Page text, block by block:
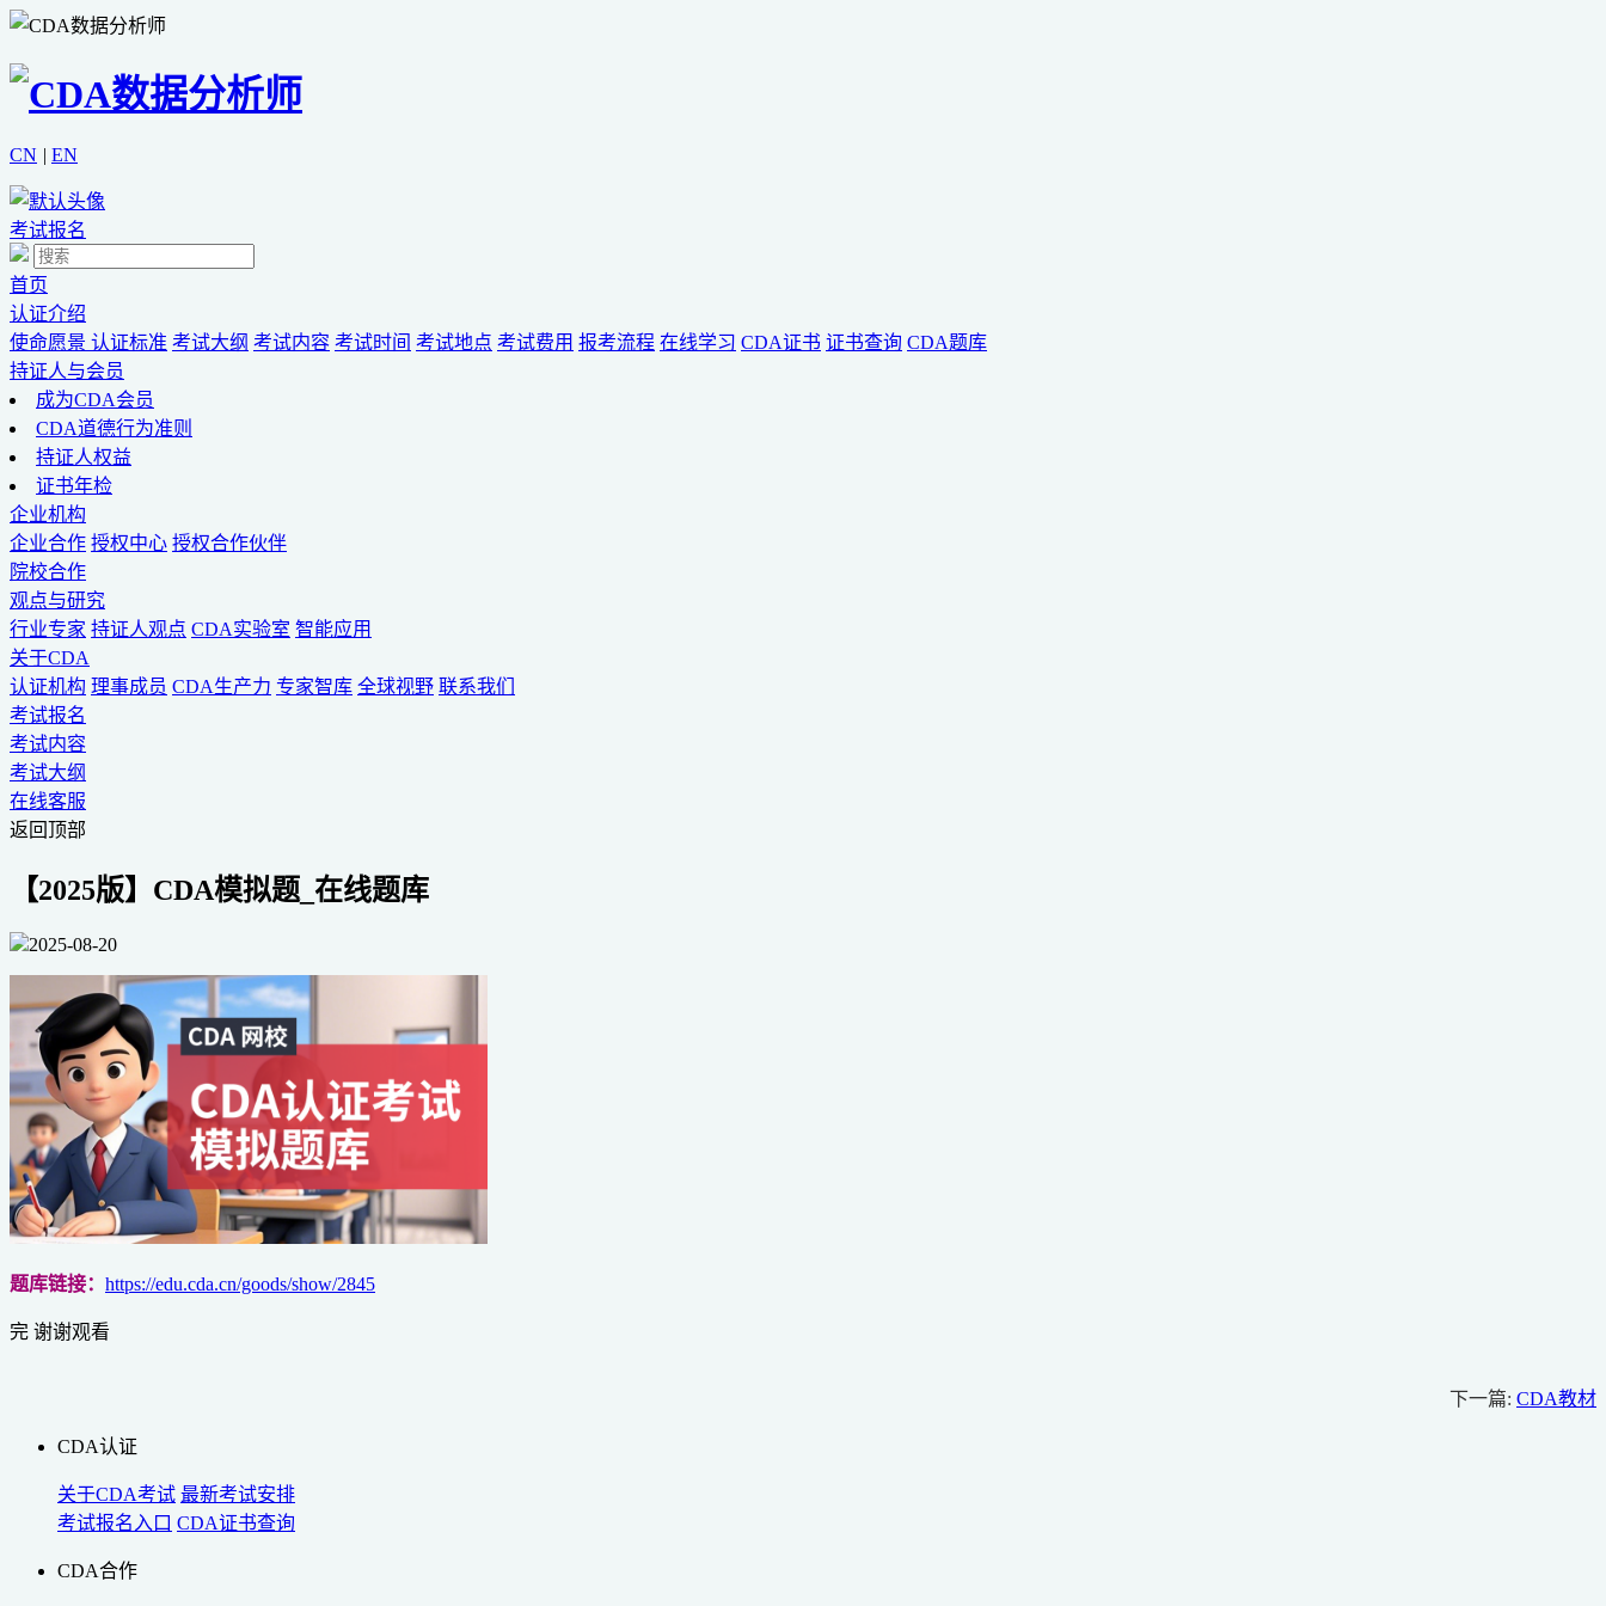
CN | EN
考试报名
首页
认证介绍
使命愿景 认证标准 考试大纲 考试内容 考试时间 考试地点 考试费用 报考流程 在线学习 CDA证书 证书查询 CDA题库
持证人与会员
成为CDA会员
CDA道德行为准则
持证人权益
证书年检
企业机构
企业合作 授权中心 授权合作伙伴
院校合作
观点与研究
行业专家 持证人观点 CDA实验室 智能应用
关于CDA
认证机构 理事成员 CDA生产力 专家智库 全球视野 联系我们
考试报名
考试内容
考试大纲
在线客服
返回顶部
【2025版】CDA模拟题_在线题库
2025-08-20
题库链接： https://edu.cda.cn/goods/show/2845
完 谢谢观看
下一篇: CDA教材
CDA认证
关于CDA考试 最新考试安排
考试报名入口 CDA证书查询
CDA合作